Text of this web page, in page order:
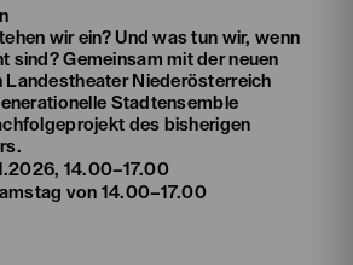
wir ein? Und was tun wir, wenn
sind? Gemeinsam mit der neuen
Landestheater Niederösterreich
Stadtensemble
des bisherigen
14.00–17.00
von 14.00–17.00